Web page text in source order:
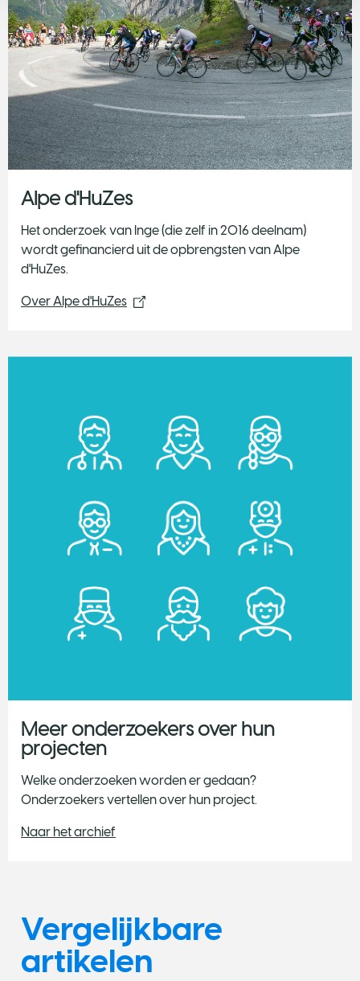
Alpe d'HuZes
Het onderzoek van Inge (die zelf in 2016 deelnam)
wordt gefinancierd uit de opbrengsten van Alpe
d'HuZes.
Over Alpe d'HuZes
Meer onderzoekers over hun
projecten
Welke onderzoeken worden er gedaan?
Onderzoekers vertellen over hun project.
Naar het archief
Vergelijkbare
artikelen